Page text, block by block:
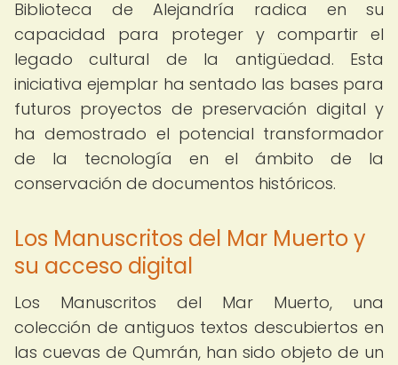
Biblioteca de Alejandría radica en su
capacidad para proteger y compartir el
legado cultural de la antigüedad. Esta
iniciativa ejemplar ha sentado las bases para
futuros proyectos de preservación digital y
ha demostrado el potencial transformador
de la tecnología en el ámbito de la
conservación de documentos históricos.
Los Manuscritos del Mar Muerto y
su acceso digital
Los Manuscritos del Mar Muerto, una
colección de antiguos textos descubiertos en
las cuevas de Qumrán, han sido objeto de un